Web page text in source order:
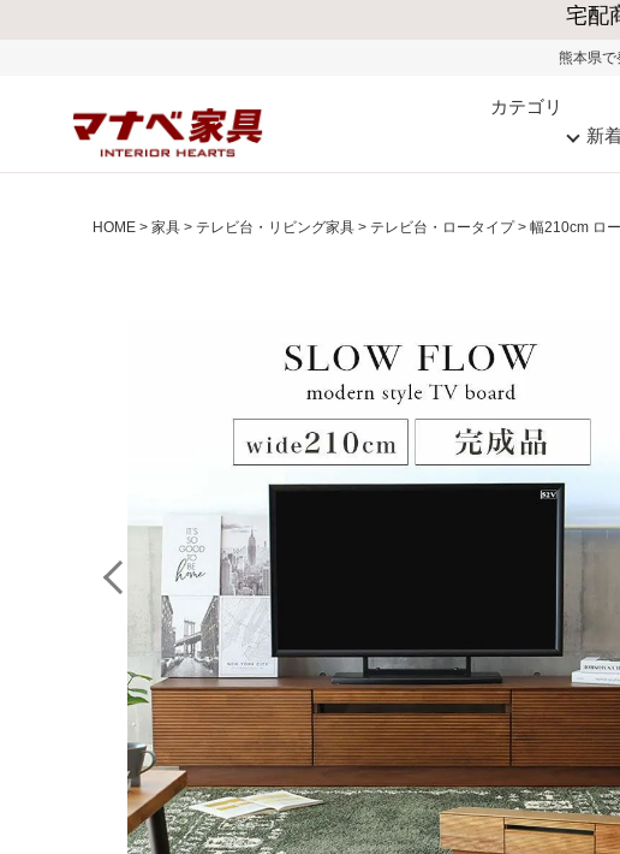
熊本県で発生した地震およびお
カテゴリ
新
HOME 家具 テレビ台・リビング家具 テレビ台・ロータイプ 幅210cm ロ